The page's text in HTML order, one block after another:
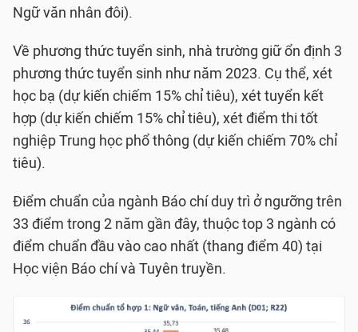
Ngữ văn nhân đôi).
Về phương thức tuyển sinh, nhà trường giữ ổn định 3
phương thức tuyển sinh như năm 2023. Cụ thể, xét
học bạ (dự kiến chiếm 15% chỉ tiêu), xét tuyển kết
hợp (dự kiến chiếm 15% chỉ tiêu), xét điểm thi tốt
nghiệp Trung học phổ thông (dự kiến chiếm 70% chỉ
tiêu).
Điểm chuẩn của ngành Báo chí duy trì ở ngưỡng trên
33 điểm trong 2 năm gần đây, thuộc top 3 ngành có
điểm chuẩn đầu vào cao nhất (thang điểm 40) tại
Học viện Báo chí và Tuyên truyền.